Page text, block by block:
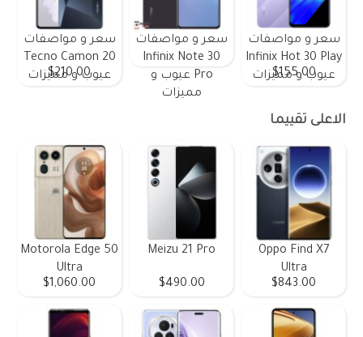
سعر و مواصفات
Infinix Hot 30 Play
عيوب و مميزات
$155.00
سعر و مواصفات
Infinix Note 30
Pro عيوب و
مميزات
سعر و مواصفات
Tecno Camon 20
عيوب و مميزات
$210.00
الاعلى تقييما
Oppo Find X7
Ultra
$843.00
Meizu 21 Pro
$490.00
Motorola Edge 50
Ultra
$1,060.00